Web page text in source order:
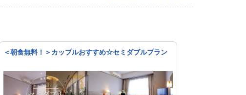
＜朝食無料！＞カップルおすすめ☆セミダブルプラン